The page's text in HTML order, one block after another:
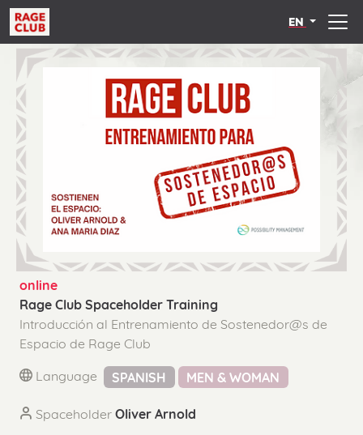
EN
online
Rage Club Spaceholder Training
Introducción al Entrenamiento de Sostenedor@s de
Espacio de Rage Club
Language
SPANISH MEN & WOMAN
Spaceholder Oliver Arnold